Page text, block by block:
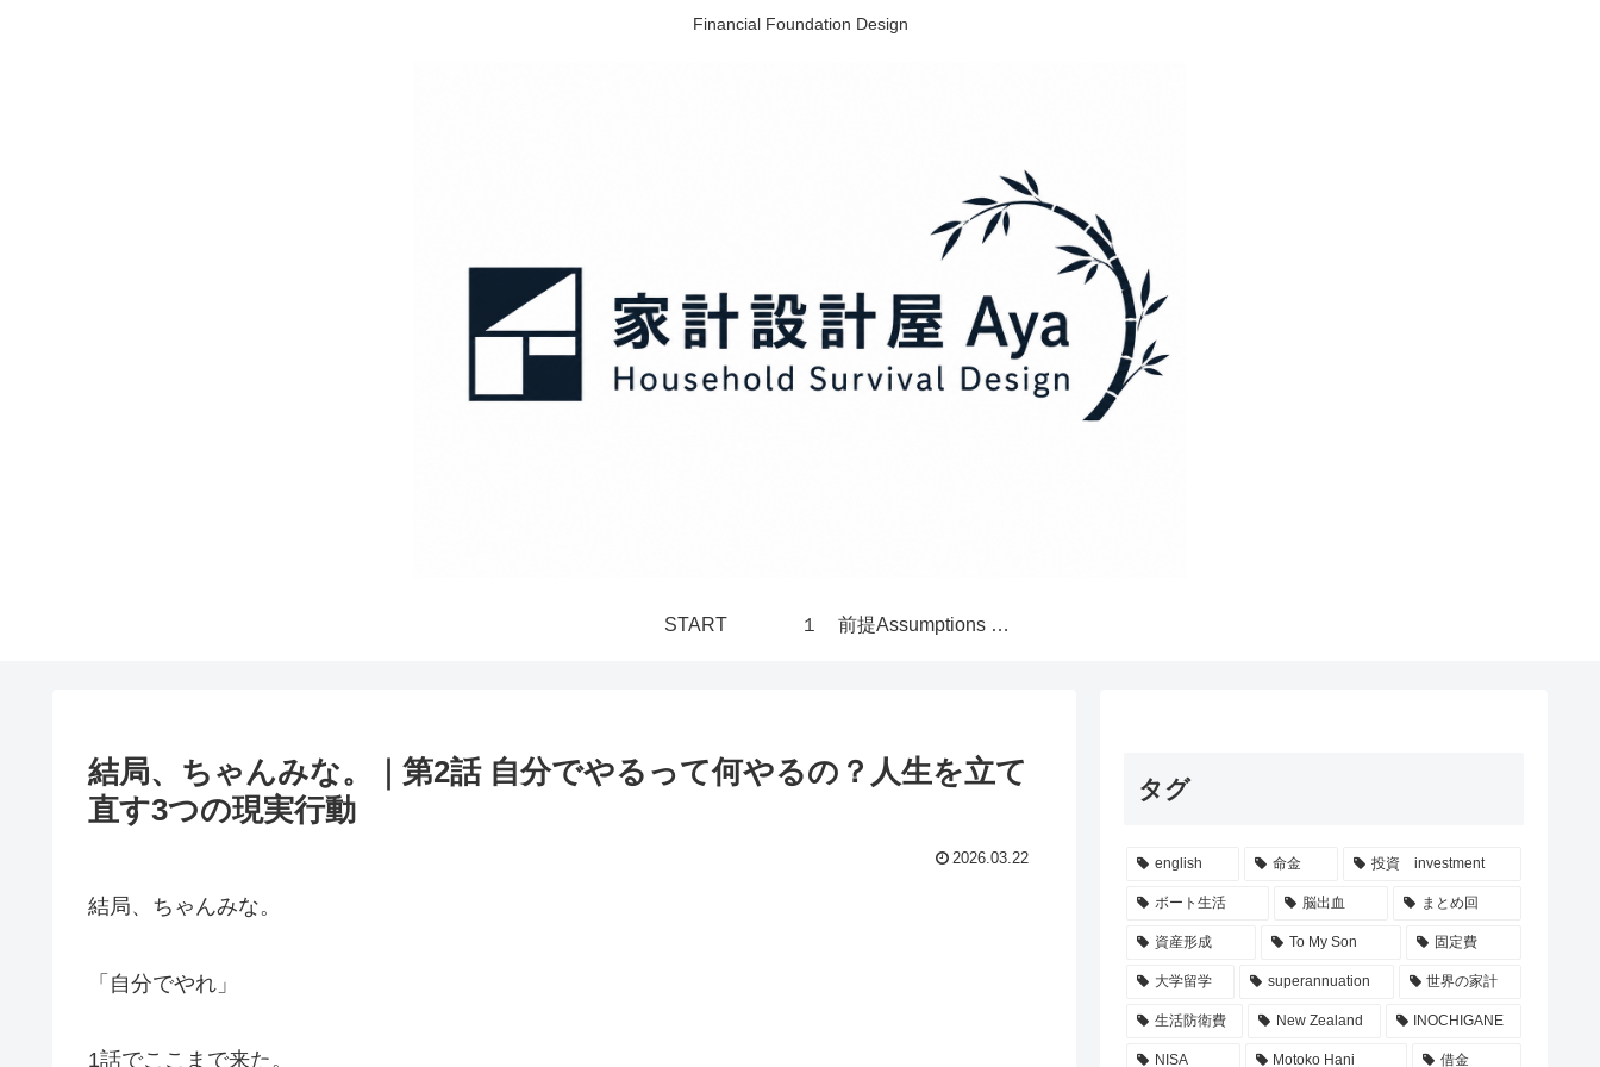
Financial Foundation Design
START １ 前提Assumptions 構造Structure 世界 World
結局、ちゃんみな。｜第2話 自分でやるって何やるの？人生を立て
直す3つの現実行動
2026.03.22
結局、ちゃんみな。
「自分でやれ」
1話でここまで来た。
タグ
english 命金 投資 investment
ボート生活 脳出血 まとめ回
資産形成 To My Son 固定費
大学留学 superannuation 世界の家計
生活防衛費 New Zealand INOCHIGANE
NISA Motoko Hani 借金